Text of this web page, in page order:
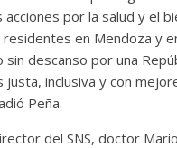
acciones por la salud y el
residentes en Mendoza y
descanso por una
justa, inclusiva y con
Peña.
del SNS, doctor